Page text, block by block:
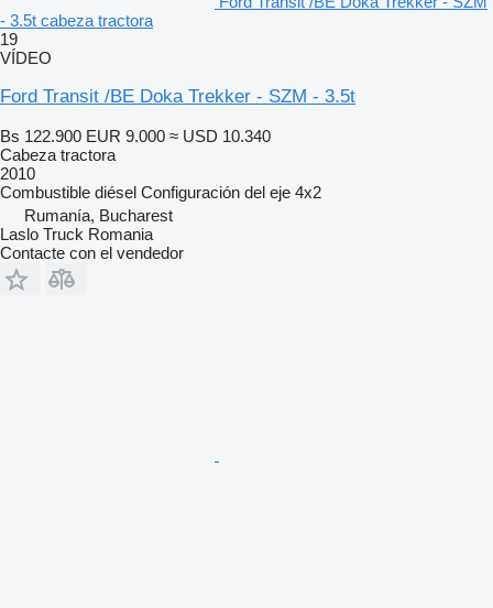
- 3.5t cabeza tractora
19
VÍDEO
Ford Transit /BE Doka Trekker - SZM - 3.5t
Bs 122.900 EUR 9.000 ≈ USD 10.340
Cabeza tractora
2010
Combustible diésel Configuración del eje 4x2
Rumanía, Bucharest
Laslo Truck Romania
Contacte con el vendedor